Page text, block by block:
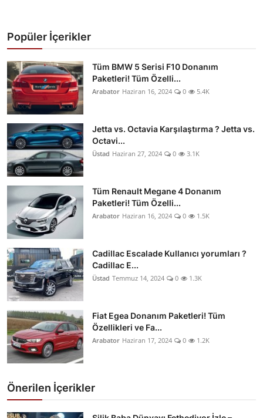
Popüler İçerikler
Tüm BMW 5 Serisi F10 Donanım
Paketleri! Tüm Özelli...
Arabator Haziran 16, 2024 0 5.4K
Jetta vs. Octavia Karşılaştırma ? Jetta vs.
Octavi...
Üstad Haziran 27, 2024 0 3.1K
Tüm Renault Megane 4 Donanım
Paketleri! Tüm Özelli...
Arabator Haziran 16, 2024 0 1.5K
Cadillac Escalade Kullanıcı yorumları ?
Cadillac E...
Üstad Temmuz 14, 2024 0 1.3K
Fiat Egea Donanım Paketleri! Tüm
Özellikleri ve Fa...
Arabator Haziran 17, 2024 0 1.2K
Önerilen İçerikler